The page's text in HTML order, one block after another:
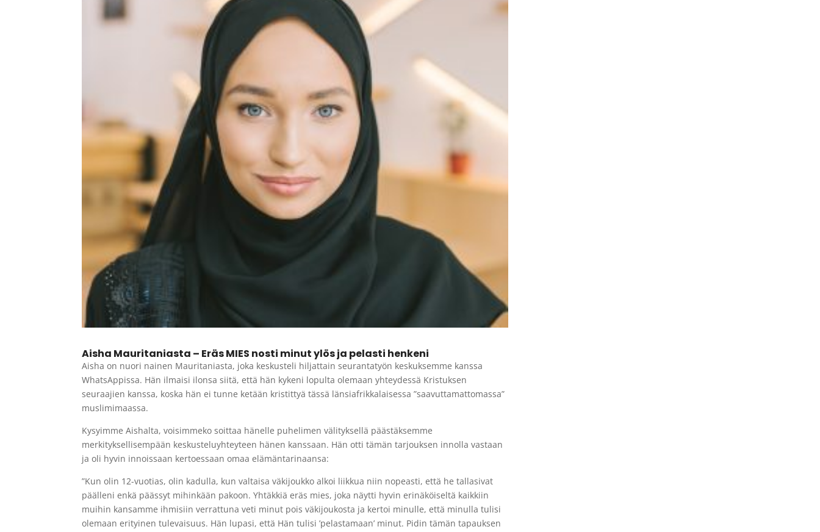
Aisha Mauritaniasta – Eräs MIES nosti minut ylös ja pelasti henkeni
Aisha on nuori nainen Mauritaniasta, joka keskusteli hiljattain seurantatyön keskuksemme kanssa
WhatsAppissa. Hän ilmaisi ilonsa siitä, että hän kykeni lopulta olemaan yhteydessä Kristuksen
seuraajien kanssa, koska hän ei tunne ketään kristittyä tässä länsiafrikkalaisessa ”saavuttamattomassa”
muslimimaassa.
Kysyimme Aishalta, voisimmeko soittaa hänelle puhelimen välityksellä päästäksemme
merkityksellisempään keskusteluyhteyteen hänen kanssaan. Hän otti tämän tarjouksen innolla vastaan
ja oli hyvin innoissaan kertoessaan omaa elämäntarinaansa:
”Kun olin 12-vuotias, olin kadulla, kun valtaisa väkijoukko alkoi liikkua niin nopeasti, että he tallasivat
päälleni enkä päässyt mihinkään pakoon. Yhtäkkiä eräs mies, joka näytti hyvin erinäköiseltä kaikkiin
muihin kansamme ihmisiin verrattuna veti minut pois väkijoukosta ja kertoi minulle, että minulla tulisi
olemaan erityinen tulevaisuus. Hän lupasi, että Hän tulisi ’pelastamaan’ minut. Pidin tämän tapauksen